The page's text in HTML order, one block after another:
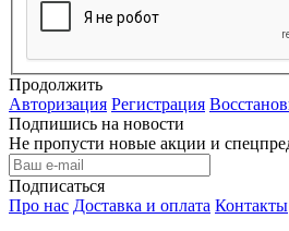
Продолжить
Авторизация Регистрация
Подпишись на новости
Не пропусти новые акции и
Подписаться
Про нас Доставка и оплата Контакты